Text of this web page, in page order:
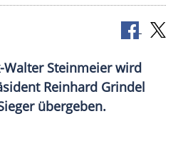
Steinmeier wird
Reinhard Grindel
übergeben.